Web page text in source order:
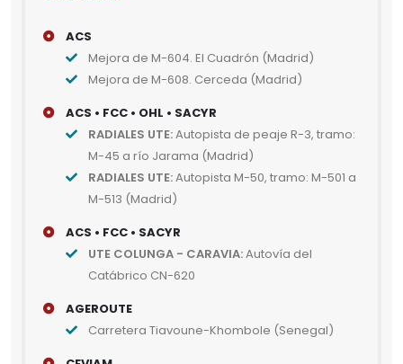
ACS
Mejora de M-604. El Cuadrón (Madrid)
Mejora de M-608. Cerceda (Madrid)
ACS • FCC • OHL • SACYR
RADIALES UTE:Autopista de peaje R-3, tramo:
M-45 a río Jarama (Madrid)
RADIALES UTE:Autopista M-50, tramo: M-501 a
M-513 (Madrid)
ACS • FCC • SACYR
UTE COLUNGA - CARAVIA:Autovía del
Catábrico CN-620
AGEROUTE
Carretera Tiavoune-Khombole (Senegal)